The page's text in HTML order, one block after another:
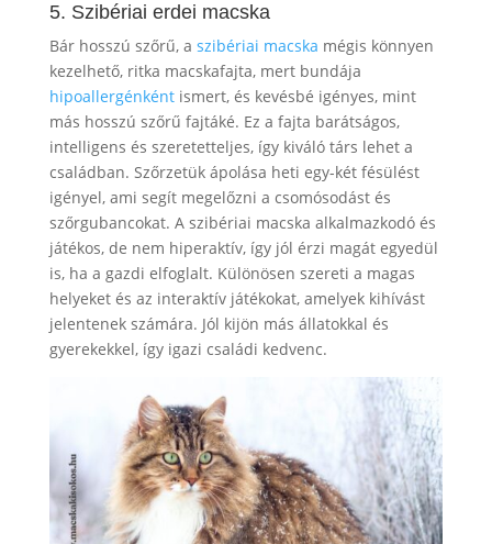
5. Szibériai erdei macska
Bár hosszú szőrű, a szibériai macska mégis könnyen
kezelhető, ritka macskafajta, mert bundája
hipoallergénként ismert, és kevésbé igényes, mint
más hosszú szőrű fajtáké. Ez a fajta barátságos,
intelligens és szeretetteljes, így kiváló társ lehet a
családban. Szőrzetük ápolása heti egy-két fésülést
igényel, ami segít megelőzni a csomósodást és
szőrgubancokat. A szibériai macska alkalmazkodó és
játékos, de nem hiperaktív, így jól érzi magát egyedül
is, ha a gazdi elfoglalt. Különösen szereti a magas
helyeket és az interaktív játékokat, amelyek kihívást
jelentenek számára. Jól kijön más állatokkal és
gyerekekkel, így igazi családi kedvenc.